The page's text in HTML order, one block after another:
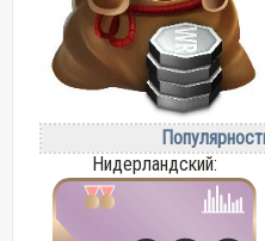
Нидерландский: